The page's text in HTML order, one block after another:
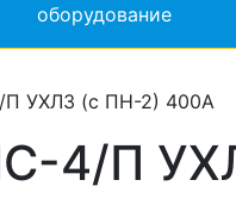
оборудование
П УХЛ3 (с ПН-2) 400А
4/П